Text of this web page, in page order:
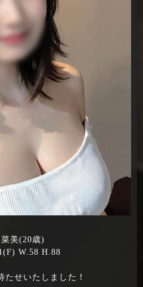
美(20歳)
W.58 H.88
たせいたしました！